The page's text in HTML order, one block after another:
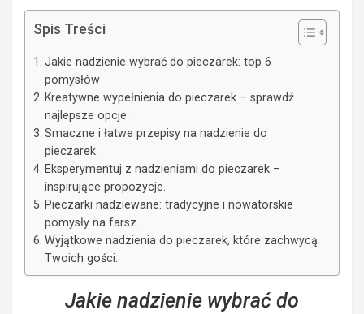
Spis Treści
Jakie nadzienie wybrać do pieczarek: top 6
pomysłów
Kreatywne wypełnienia do pieczarek – sprawdź
najlepsze opcje.
Smaczne i łatwe przepisy na nadzienie do
pieczarek.
Eksperymentuj z nadzieniami do pieczarek –
inspirujące propozycje.
Pieczarki nadziewane: tradycyjne i nowatorskie
pomysły na farsz.
Wyjątkowe nadzienia do pieczarek, które zachwycą
Twoich gości.
Jakie nadzienie wybrać do